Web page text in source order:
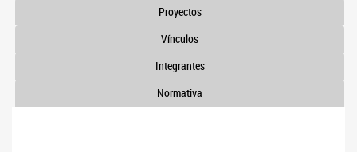
Proyectos
Vínculos
Integrantes
Normativa